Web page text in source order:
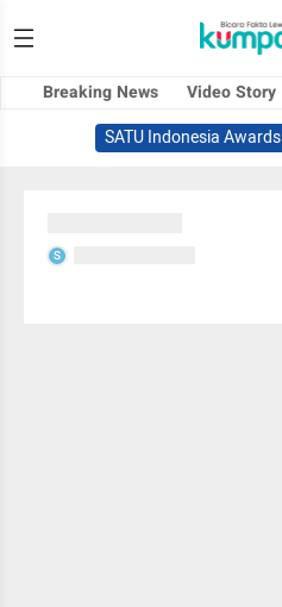
Breaking News Video Story
SATU Indonesia Awards
S